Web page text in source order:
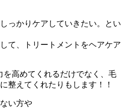
っかりケアしていきたい。とい
て、トリートメントをヘアケア
を高めてくれるだけでなく、毛
整えてくれたりもします！！
い方や